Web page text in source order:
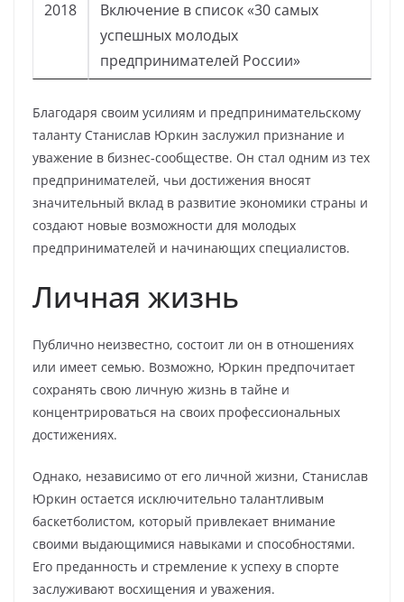
2018
Включение в список «30 самых
успешных молодых
предпринимателей России»
Благодаря своим усилиям и предпринимательскому
таланту Станислав Юркин заслужил признание и
уважение в бизнес-сообществе. Он стал одним из тех
предпринимателей, чьи достижения вносят
значительный вклад в развитие экономики страны и
создают новые возможности для молодых
предпринимателей и начинающих специалистов.
Личная жизнь
Публично неизвестно, состоит ли он в отношениях
или имеет семью. Возможно, Юркин предпочитает
сохранять свою личную жизнь в тайне и
концентрироваться на своих профессиональных
достижениях.
Однако, независимо от его личной жизни, Станислав
Юркин остается исключительно талантливым
баскетболистом, который привлекает внимание
своими выдающимися навыками и способностями.
Его преданность и стремление к успеху в спорте
заслуживают восхищения и уважения.